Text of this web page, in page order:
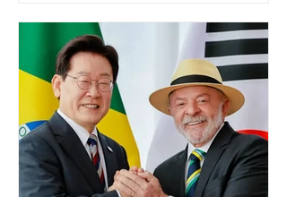
Brasília. O Novo ainda não definiu quem
vai compor a chapa como candidato a
vice-presidente. A convenção contou
com a presença do presidente nacional
do partido, Eduardo Ribeiro, e do
senador Eduardo Girão, filiado ao Novo
desde fevereiro de 2023. Formado em
administração de empresas pela